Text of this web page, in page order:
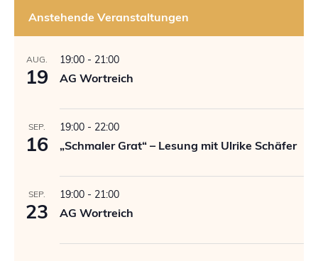
Anstehende Veranstaltungen
AUG.
19
19:00 - 21:00
AG Wortreich
SEP.
16
19:00 - 22:00
„Schmaler Grat“ – Lesung mit Ulrike Schäfer
SEP.
23
19:00 - 21:00
AG Wortreich